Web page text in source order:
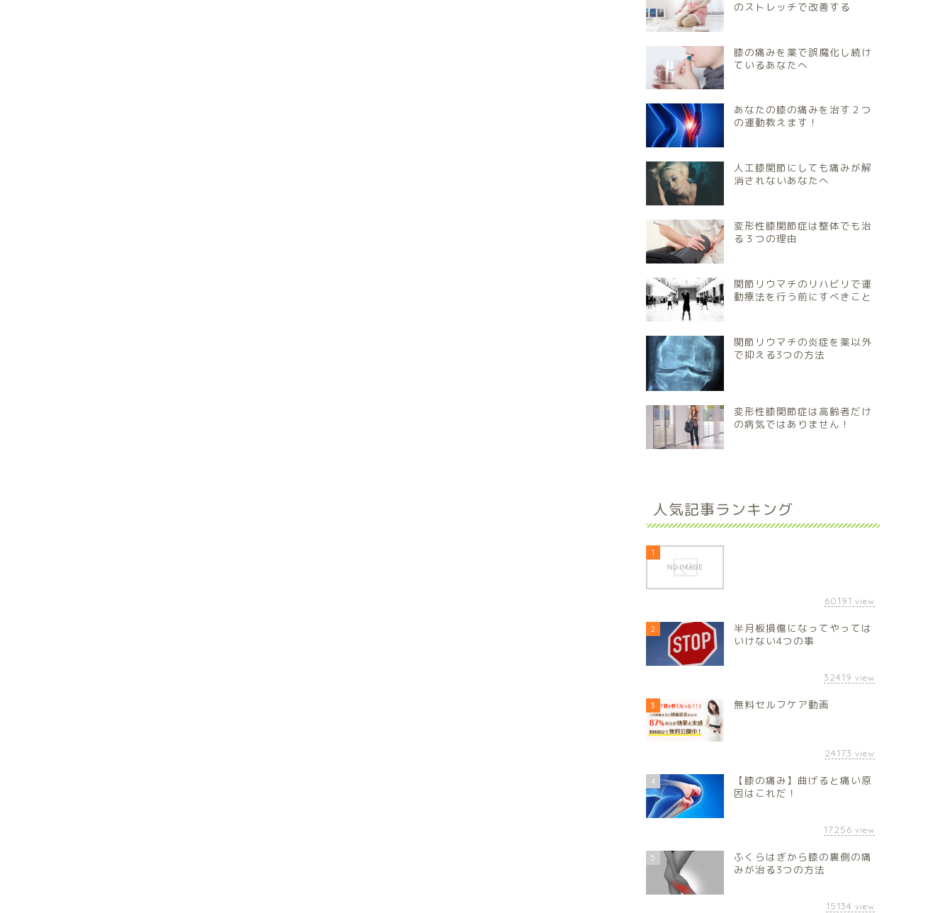
のストレッチで改善する
膝の痛みを薬で誤魔化し続け
ているあなたへ
あなたの膝の痛みを治す２つ
の運動教えます！
人工膝関節にしても痛みが解
消されないあなたへ
変形性膝関節症は整体でも治
る３つの理由
関節リウマチのリハビリで運
動療法を行う前にすべきこと
関節リウマチの炎症を薬以外
で抑える3つの方法
変形性膝関節症は高齢者だけ
の病気ではありません！
人気記事ランキング
1
60191 view
2
半月板損傷になってやっては
いけない4つの事
32419 view
3 無料セルフケア動画
24173 view
4
【膝の痛み】曲げると痛い原
因はこれだ！
17256 view
5
ふくらはぎから膝の裏側の痛
みが治る3つの方法
15134 view